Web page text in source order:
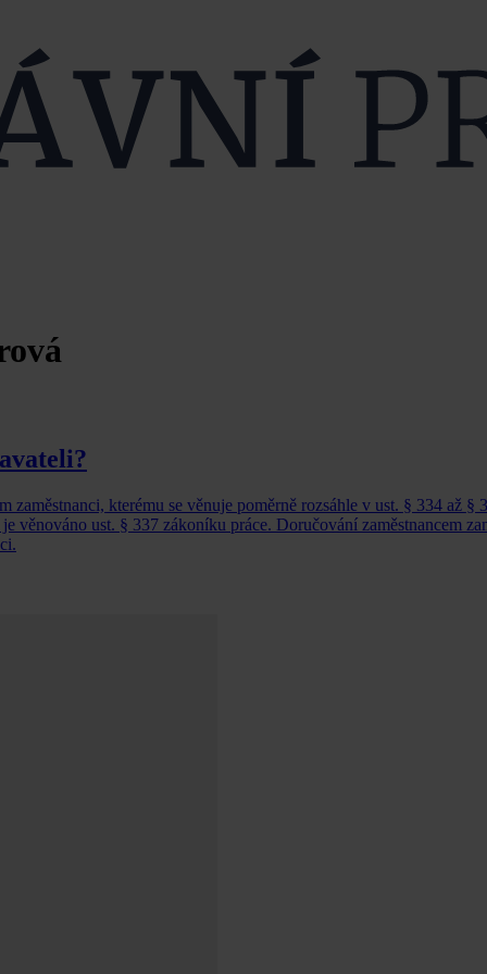
kterému se věnuje poměrně rozsáhle v ust. § 334 až §
věnováno ust. § 337 zákoníku práce. Doručování zaměstnancem